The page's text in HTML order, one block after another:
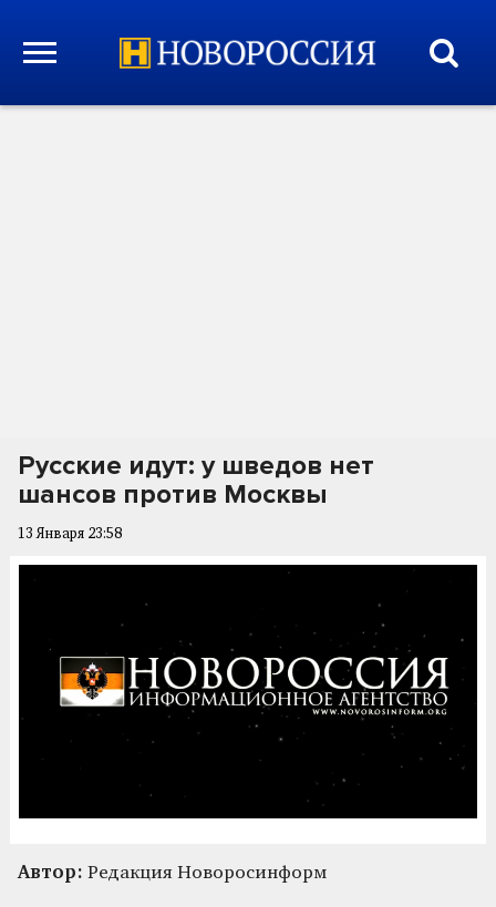
Русские идут: у шведов нет
шансов против Москвы
13 Января 23:58
Автор: Редакция Новоросинформ